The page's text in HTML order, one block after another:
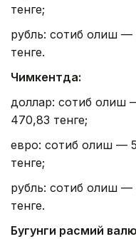
тенге;
рубль: сотиб олиш
тенге.
Чимкентда:
доллар: сотиб олиш
470,83 тенге;
евро: сотиб олиш —
тенге;
рубль: сотиб олиш
тенге.
Бугунги расмий